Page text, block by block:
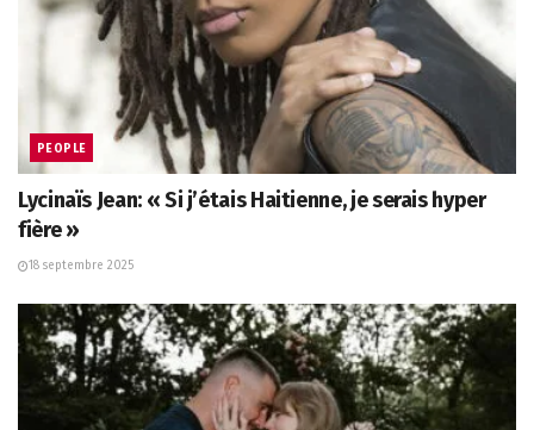
PEOPLE
Lycinaïs Jean: « Si j’étais Haitienne, je serais hyper
fière »
18 septembre 2025